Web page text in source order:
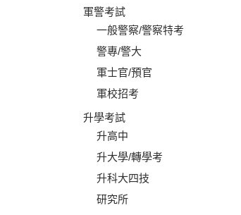
軍警考試
一般警察/警察特考
警專/警大
軍士官/預官
軍校招考
升學考試
升高中
升大學/轉學考
升科大四技
研究所